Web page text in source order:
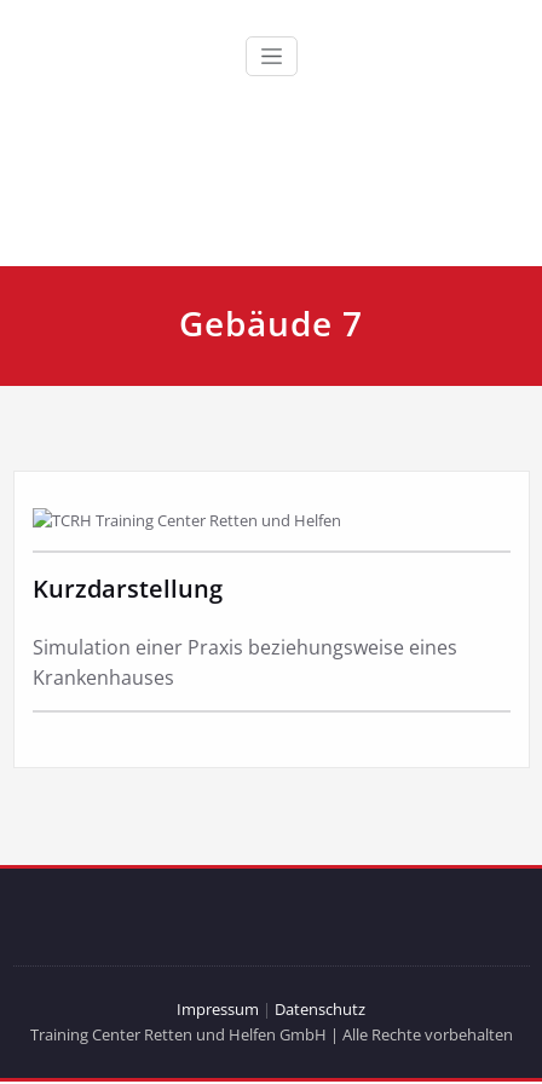
TCRH Training Center Retten
und Helfen
Gebäude 7
Kurzdarstellung
Simulation einer Praxis beziehungsweise eines
Krankenhauses
Impressum | Datenschutz
Training Center Retten und Helfen GmbH | Alle Rechte vorbehalten